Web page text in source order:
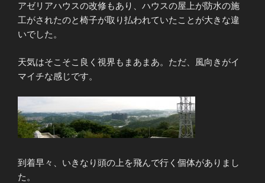
アゼリアハウスの改修もあり、ハウスの屋上が防水の施
工がされたのと椅子が取り払われていたことが大きな違
いでした。
天気はそこそこ良く視界もまあまあ。ただ、風向きがイ
マイチな感じです。
到着早々、いきなり頭の上を飛んで行く個体がありまし
た。